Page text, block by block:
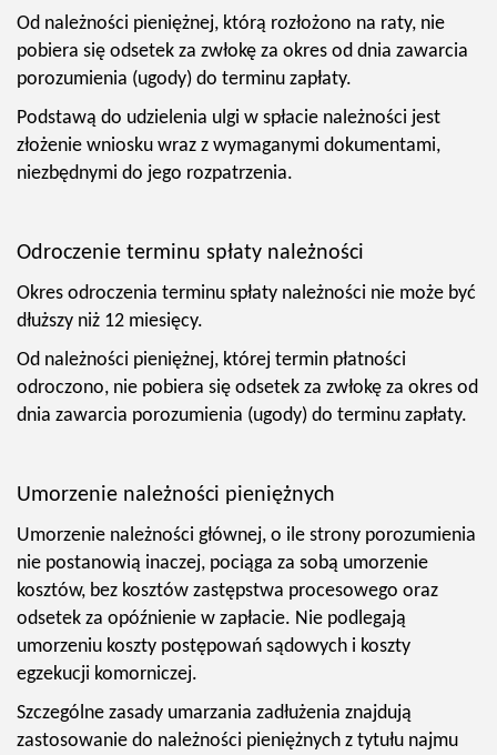
Od należności pieniężnej, którą rozłożono na raty, nie
pobiera się odsetek za zwłokę za okres od dnia zawarcia
porozumienia (ugody) do terminu zapłaty.
Podstawą do udzielenia ulgi w spłacie należności jest
złożenie wniosku wraz z wymaganymi dokumentami,
niezbędnymi do jego rozpatrzenia.
Odroczenie terminu spłaty należności
Okres odroczenia terminu spłaty należności nie może być
dłuższy niż 12 miesięcy.
Od należności pieniężnej, której termin płatności
odroczono, nie pobiera się odsetek za zwłokę za okres od
dnia zawarcia porozumienia (ugody) do terminu zapłaty.
Umorzenie należności pieniężnych
Umorzenie należności głównej, o ile strony porozumienia
nie postanowią inaczej, pociąga za sobą umorzenie
kosztów, bez kosztów zastępstwa procesowego oraz
odsetek za opóźnienie w zapłacie. Nie podlegają
umorzeniu koszty postępowań sądowych i koszty
egzekucji komorniczej.
Szczególne zasady umarzania zadłużenia znajdują
zastosowanie do należności pieniężnych z tytułu najmu